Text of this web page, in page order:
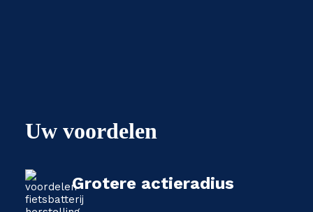
Uw voordelen
Grotere actieradius